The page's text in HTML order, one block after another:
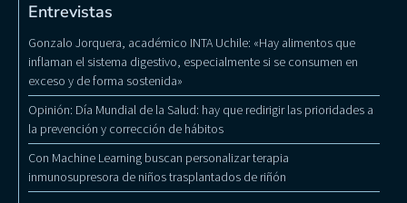
Entrevistas
Gonzalo Jorquera, académico INTA Uchile: «Hay alimentos que
inflaman el sistema digestivo, especialmente si se consumen en
exceso y de forma sostenida»
Opinión: Día Mundial de la Salud: hay que redirigir las prioridades a
la prevención y corrección de hábitos
Con Machine Learning buscan personalizar terapia
inmunosupresora de niños trasplantados de riñón